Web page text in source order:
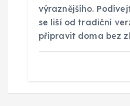
výraznějšího.
se liší od tradiční
připravit doma bez